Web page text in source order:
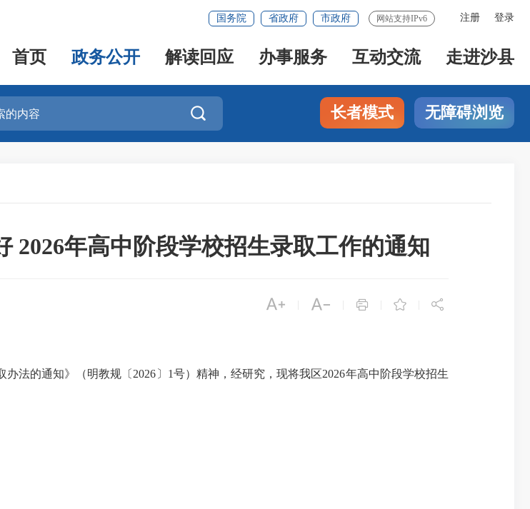
注册 登录
国务院 省政府 市政府 网站支持IPv6
首页 政务公开 解读回应 办事服务 互动交流 走进沙县
 长者模式 无障碍浏览
2026年高中阶段学校招生录取工作的通知
    
的通知》（明教规〔2026〕1号）精神，经研究，现将我区2026年高中阶段学校招生